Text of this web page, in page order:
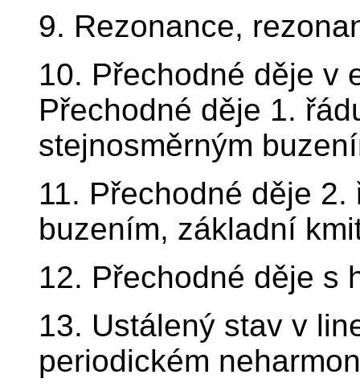
9. Rezonance,
10. Přechodné děje v
Přechodné děje 1.
stejnosměrným
11. Přechodné děje
buzením, základní
12. Přechodné děje s
13. Ustálený stav v
periodickém